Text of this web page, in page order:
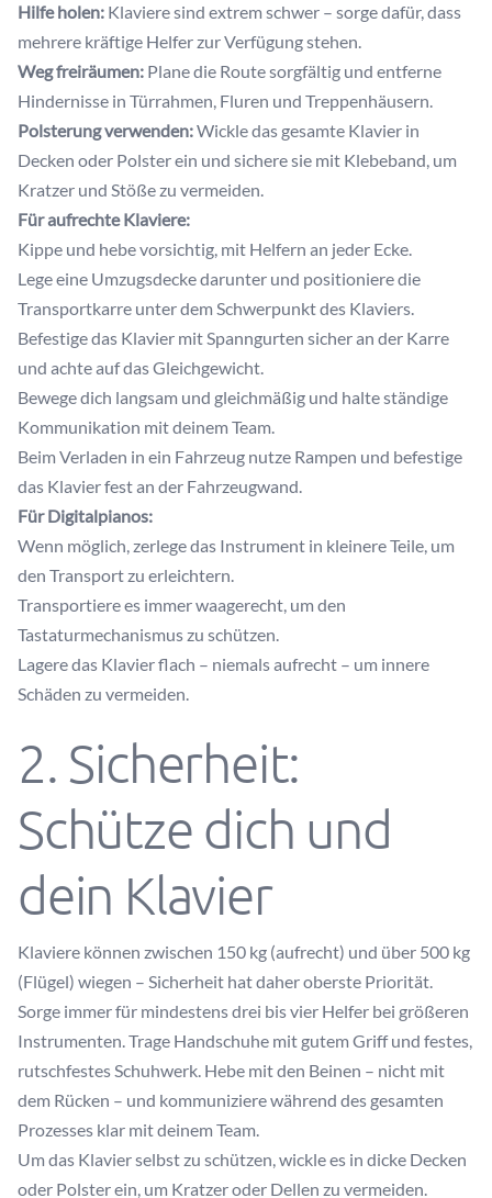
Hilfe holen: Klaviere sind extrem schwer – sorge dafür, dass
mehrere kräftige Helfer zur Verfügung stehen.
Weg freiräumen: Plane die Route sorgfältig und entferne
Hindernisse in Türrahmen, Fluren und Treppenhäusern.
Polsterung verwenden:Wickle das gesamte Klavier in
Decken oder Polster ein und sichere sie mit Klebeband, um
Kratzer und Stöße zu vermeiden.
Für aufrechte Klaviere:
Kippe und hebe vorsichtig, mit Helfern an jeder Ecke.
Lege eine Umzugsdecke darunter und positioniere die
Transportkarre unter dem Schwerpunkt des Klaviers.
Befestige das Klavier mit Spanngurten sicher an der Karre
und achte auf das Gleichgewicht.
Bewege dich langsam und gleichmäßig und halte ständige
Kommunikation mit deinem Team.
Beim Verladen in ein Fahrzeug nutze Rampen und befestige
das Klavier fest an der Fahrzeugwand.
Für Digitalpianos:
Wenn möglich, zerlege das Instrument in kleinere Teile, um
den Transport zu erleichtern.
Transportiere es immer waagerecht, um den
Tastaturmechanismus zu schützen.
Lagere das Klavier flach – niemals aufrecht – um innere
Schäden zu vermeiden.
2. Sicherheit:
Schütze dich und
dein Klavier
Klaviere können zwischen 150 kg (aufrecht) und über 500 kg
(Flügel) wiegen – Sicherheit hat daher oberste Priorität.
Sorge immer für mindestens drei bis vier Helfer bei größeren
Instrumenten. Trage Handschuhe mit gutem Griff und festes,
rutschfestes Schuhwerk. Hebe mit den Beinen – nicht mit
dem Rücken – und kommuniziere während des gesamten
Prozesses klar mit deinem Team.
Um das Klavier selbst zu schützen, wickle es in dicke Decken
oder Polster ein, um Kratzer oder Dellen zu vermeiden.